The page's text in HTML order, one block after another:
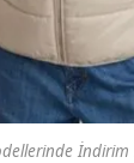
İndirim